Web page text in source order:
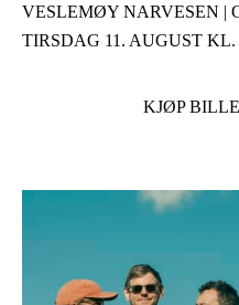
VESLEMØY NARVESEN |
TIRSDAG 11. AUGUST KL.
KJØP